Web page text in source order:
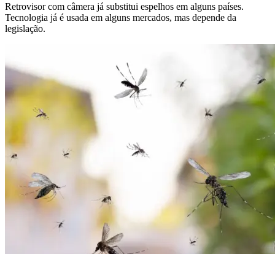
Retrovisor com câmera já substitui espelhos em alguns países.
Tecnologia já é usada em alguns mercados, mas depende da
legislação.